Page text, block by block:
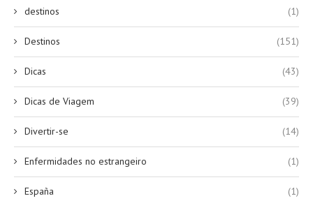
destinos (1)
Destinos (151)
Dicas (43)
Dicas de Viagem (39)
Divertir-se (14)
Enfermidades no estrangeiro (1)
España (1)